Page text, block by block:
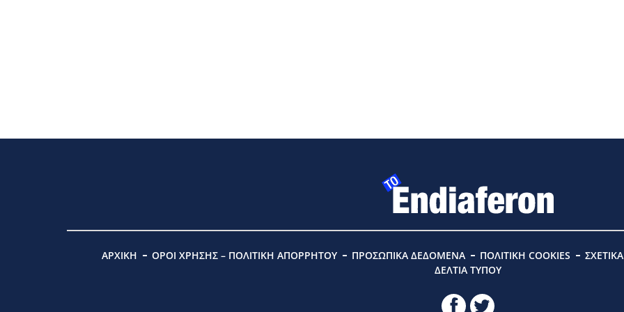
ΑΡΧΙΚΗ ΟΡΟΙ ΧΡΗΣΗΣ – ΠΟΛΙΤΙΚΗ ΑΠΟΡΡΗΤΟΥ ΠΡΟΣΩΠΙΚΑ ΔΕΔΟΜΕΝΑ ΠΟΛΙΤΙΚΗ COOKIES
ΔΕΛΤΙΑ ΤΥΠΟΥ